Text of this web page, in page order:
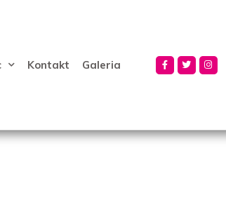
Kontakt Galeria